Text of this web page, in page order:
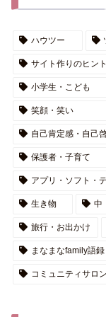
ハウツー
サイト作りのヒント
小学生・こども
笑顔・笑い
自己肯定感・自己
保護者・子育て
アプリ・ソフト・
生き物 中
旅行・お出かけ
まなまなfamily語録
コミュニティサロ